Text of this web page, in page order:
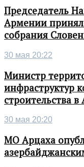
Председатель
Армении принял
собрания
30 мая 20:22
Министр
инфраструктур
строительства
30 мая 20:20
МО Арцаха